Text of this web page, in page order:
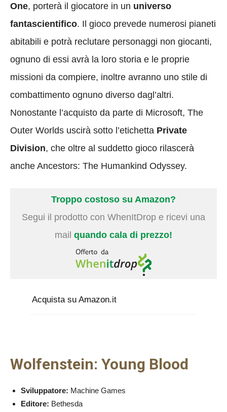
One, porterà il giocatore in un universo
fantascientifico. Il gioco prevede numerosi pianeti
abitabili e potrà reclutare personaggi non giocanti,
ognuno di essi avrà la loro storia e le proprie
missioni da compiere, inoltre avranno uno stile di
combattimento ognuno diverso dagl’altri.
Nonostante l’acquisto da parte di Microsoft, The
Outer Worlds uscirà sotto l’etichetta Private
Division, che oltre al suddetto gioco rilascerà
anche Ancestors: The Humankind Odyssey.
Troppo costoso su Amazon?
Segui il prodotto con WhenItDrop e ricevi una
mail quando cala di prezzo!
Acquista su Amazon.it
Wolfenstein: Young Blood
Sviluppatore: Machine Games
Editore: Bethesda